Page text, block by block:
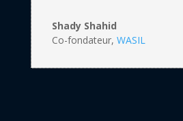
Shady Shahid
Co-fondateur, WASIL